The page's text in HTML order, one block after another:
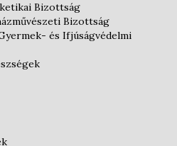
Bizottság
Bizottság
és Ifjúságvédelmi